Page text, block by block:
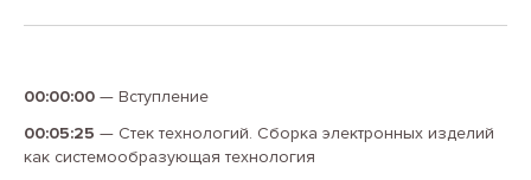
00:00:00 — Вступление
00:05:25 — Стек технологий. Сборка электронных изделий
как системообразующая технология